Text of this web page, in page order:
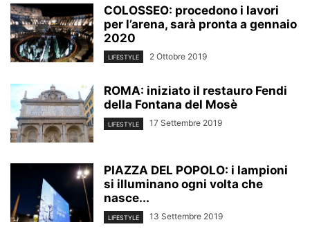
COLOSSEO: procedono i lavori
per l’arena, sarà pronta a gennaio
2020
LIFESTYLE 2 Ottobre 2019
ROMA: iniziato il restauro Fendi
della Fontana del Mosè
LIFESTYLE 17 Settembre 2019
PIAZZA DEL POPOLO: i lampioni
si illuminano ogni volta che
nasce...
LIFESTYLE 13 Settembre 2019